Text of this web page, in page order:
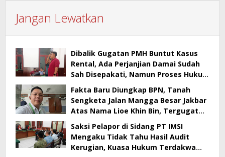
Jangan Lewatkan
Dibalik Gugatan PMH Buntut Kasus
Rental, Ada Perjanjian Damai Sudah
Sah Disepakati, Namun Proses Hukum
Fakta Baru Diungkap BPN, Tanah
Sengketa Jalan Mangga Besar Jakbar
Atas Nama Lioe Khin Bin, Tergugat
Saksi Pelapor di Sidang PT IMSI
Mengaku Tidak Tahu Hasil Audit
Kerugian, Kuasa Hukum Terdakwa